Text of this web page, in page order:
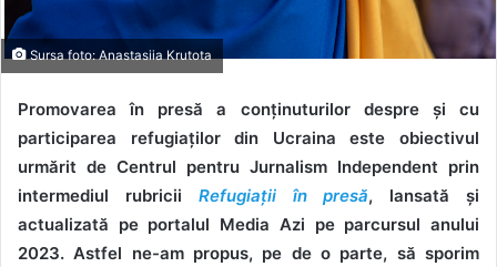
Sursa foto: Anastasiia Krutota
Promovarea în presă a conținuturilor despre și cu
participarea refugiaților din Ucraina este obiectivul
urmărit de Centrul pentru Jurnalism Independent prin
intermediul rubricii Refugiații în presă, lansată și
actualizată pe portalul Media Azi pe parcursul anului
2023. Astfel ne-am propus, pe de o parte, să sporim